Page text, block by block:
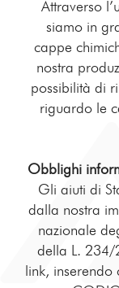
Attraverso
siamo in
cappe
nostra
possibilità di
riguardo le
Obblighi
Gli aiuti di
dalla nostra
nazionale
della L. 234/
link,